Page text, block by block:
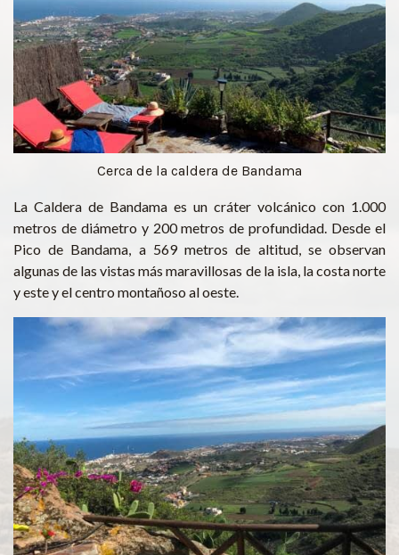
Cerca de la caldera de Bandama
La Caldera de Bandama es un cráter volcánico con 1.000
metros de diámetro y 200 metros de profundidad. Desde el
Pico de Bandama, a 569 metros de altitud, se observan
algunas de las vistas más maravillosas de la isla, la costa norte
y este y el centro montañoso al oeste.